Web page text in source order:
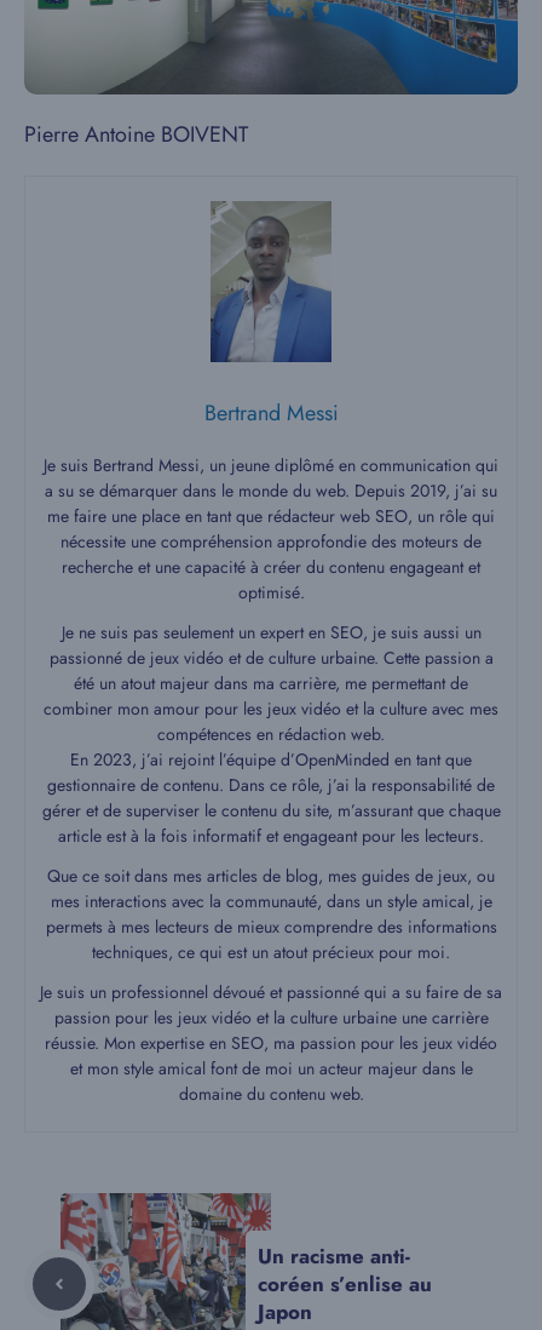
Pierre Antoine BOIVENT
Bertrand Messi
Je suis Bertrand Messi, un jeune diplômé en communication qui
a su se démarquer dans le monde du web. Depuis 2019, j’ai su
me faire une place en tant que rédacteur web SEO, un rôle qui
nécessite une compréhension approfondie des moteurs de
recherche et une capacité à créer du contenu engageant et
optimisé.
Je ne suis pas seulement un expert en SEO, je suis aussi un
passionné de jeux vidéo et de culture urbaine. Cette passion a
été un atout majeur dans ma carrière, me permettant de
combiner mon amour pour les jeux vidéo et la culture avec mes
compétences en rédaction web.
En 2023, j’ai rejoint l’équipe d’OpenMinded en tant que
gestionnaire de contenu. Dans ce rôle, j’ai la responsabilité de
gérer et de superviser le contenu du site, m’assurant que chaque
article est à la fois informatif et engageant pour les lecteurs.
Que ce soit dans mes articles de blog, mes guides de jeux, ou
mes interactions avec la communauté, dans un style amical, je
permets à mes lecteurs de mieux comprendre des informations
techniques, ce qui est un atout précieux pour moi.
Je suis un professionnel dévoué et passionné qui a su faire de sa
passion pour les jeux vidéo et la culture urbaine une carrière
réussie. Mon expertise en SEO, ma passion pour les jeux vidéo
et mon style amical font de moi un acteur majeur dans le
domaine du contenu web.
Un racisme anti-
coréen s’enlise au
Japon